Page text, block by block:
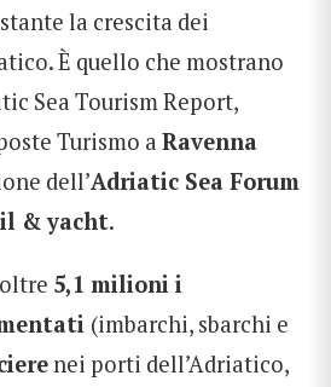
la crescita dei
È quello che mostrano
Sea Tourism Report,
Turismo a Ravenna
dell’Adriatic Sea Forum
& yacht.
5,1 milioni i
(imbarchi, sbarchi e
nei porti dell’Adriatico,